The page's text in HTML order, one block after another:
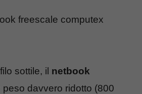
sottile, il netbook
peso davvero ridotto (800